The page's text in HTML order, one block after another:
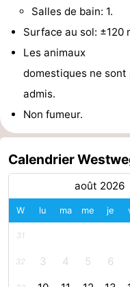
vélo
Équitation
-
Terrains
golf
Sportive
Equitation
Conduite
l'anneau
et
Événements
Salles de bain: 1.
Surface au sol: ±120
Les animaux
domestiques ne sont
admis.
Non fumeur.
Calendrier
août 2026
W lu ma me je
31
32 3 4 5 6